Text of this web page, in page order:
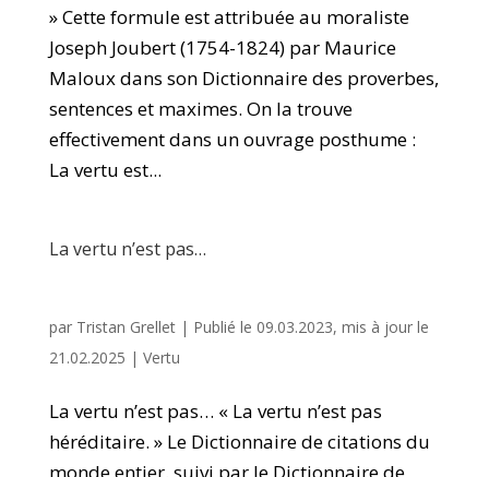
» Cette formule est attribuée au moraliste
Joseph Joubert (1754-1824) par Maurice
Maloux dans son Dictionnaire des proverbes,
sentences et maximes. On la trouve
effectivement dans un ouvrage posthume :
La vertu est...
La vertu n’est pas…
par Tristan Grellet| Publié le 09.03.2023, mis à jour le
21.02.2025 | Vertu
La vertu n’est pas… « La vertu n’est pas
héréditaire. » Le Dictionnaire de citations du